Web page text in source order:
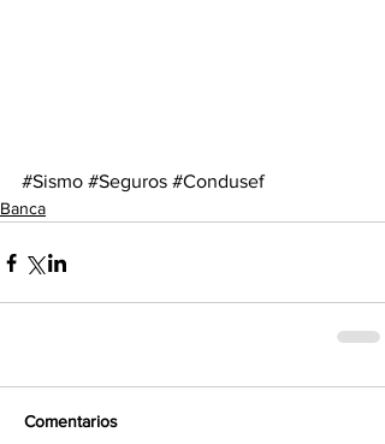
#Sismo #Seguros #Condusef
Banca
Comentarios